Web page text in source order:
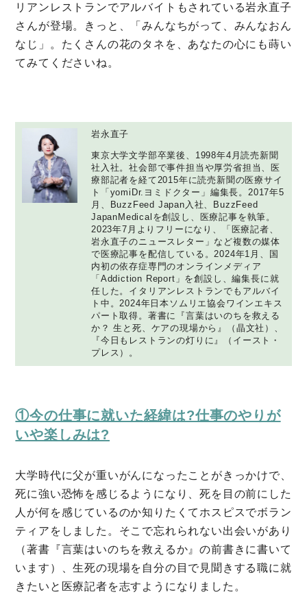
リアンレストランでアルバイトもされている岩永直子
さんが登場。きっと、「みんなちがって、みんなおん
なじ」。たくさんの花のタネを、あなたの心にも蒔い
てみてくださいね。
岩永直子
東京大学文学部卒業後、1998年4月読売新聞
社入社。社会部で事件担当や厚労省担当、医
療部記者を経て2015年に読売新聞の医療サイ
ト「yomiDr.ヨミドクター」編集長。2017年5
月、BuzzFeed Japan入社、BuzzFeed
JapanMedicalを創設し、医療記事を執筆。
2023年7月よりフリーになり、「医療記者、
岩永直子のニュースレター」など複数の媒体
で医療記事を配信している。2024年1月、国
内初の依存症専門のオンラインメディア
「Addiction Report」を創設し、編集長に就
任した。イタリアンレストランでもアルバイ
ト中。2024年日本ソムリエ協会ワインエキス
パート取得。著書に『言葉はいのちを救える
か？ 生と死、ケアの現場から』（晶文社）、
『今日もレストランの灯りに』（イースト・
プレス）。
①今の仕事に就いた経緯は?仕事のやりが
いや楽しみは?
大学時代に父が重いがんになったことがきっかけで、
死に強い恐怖を感じるようになり、死を目の前にした
人が何を感じているのか知りたくてホスピスでボラン
ティアをしました。そこで忘れられない出会いがあり
（著書『言葉はいのちを救えるか』の前書きに書いて
います）、生死の現場を自分の目で見聞きする職に就
きたいと医療記者を志すようになりました。